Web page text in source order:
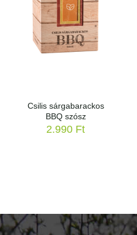
Csilis sárgabarackos
BBQ szósz
2.990 Ft